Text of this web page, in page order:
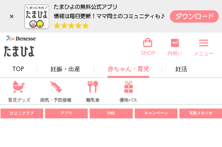
×
TOP 妊娠・出産 赤ちゃん・育児 妊活
SHOP 内祝い メニュー
育児グッズ 病気・予防接種 離乳食 優待パス
ひよこクラブ アプリ SNS キャンペーン 写真スタジオ